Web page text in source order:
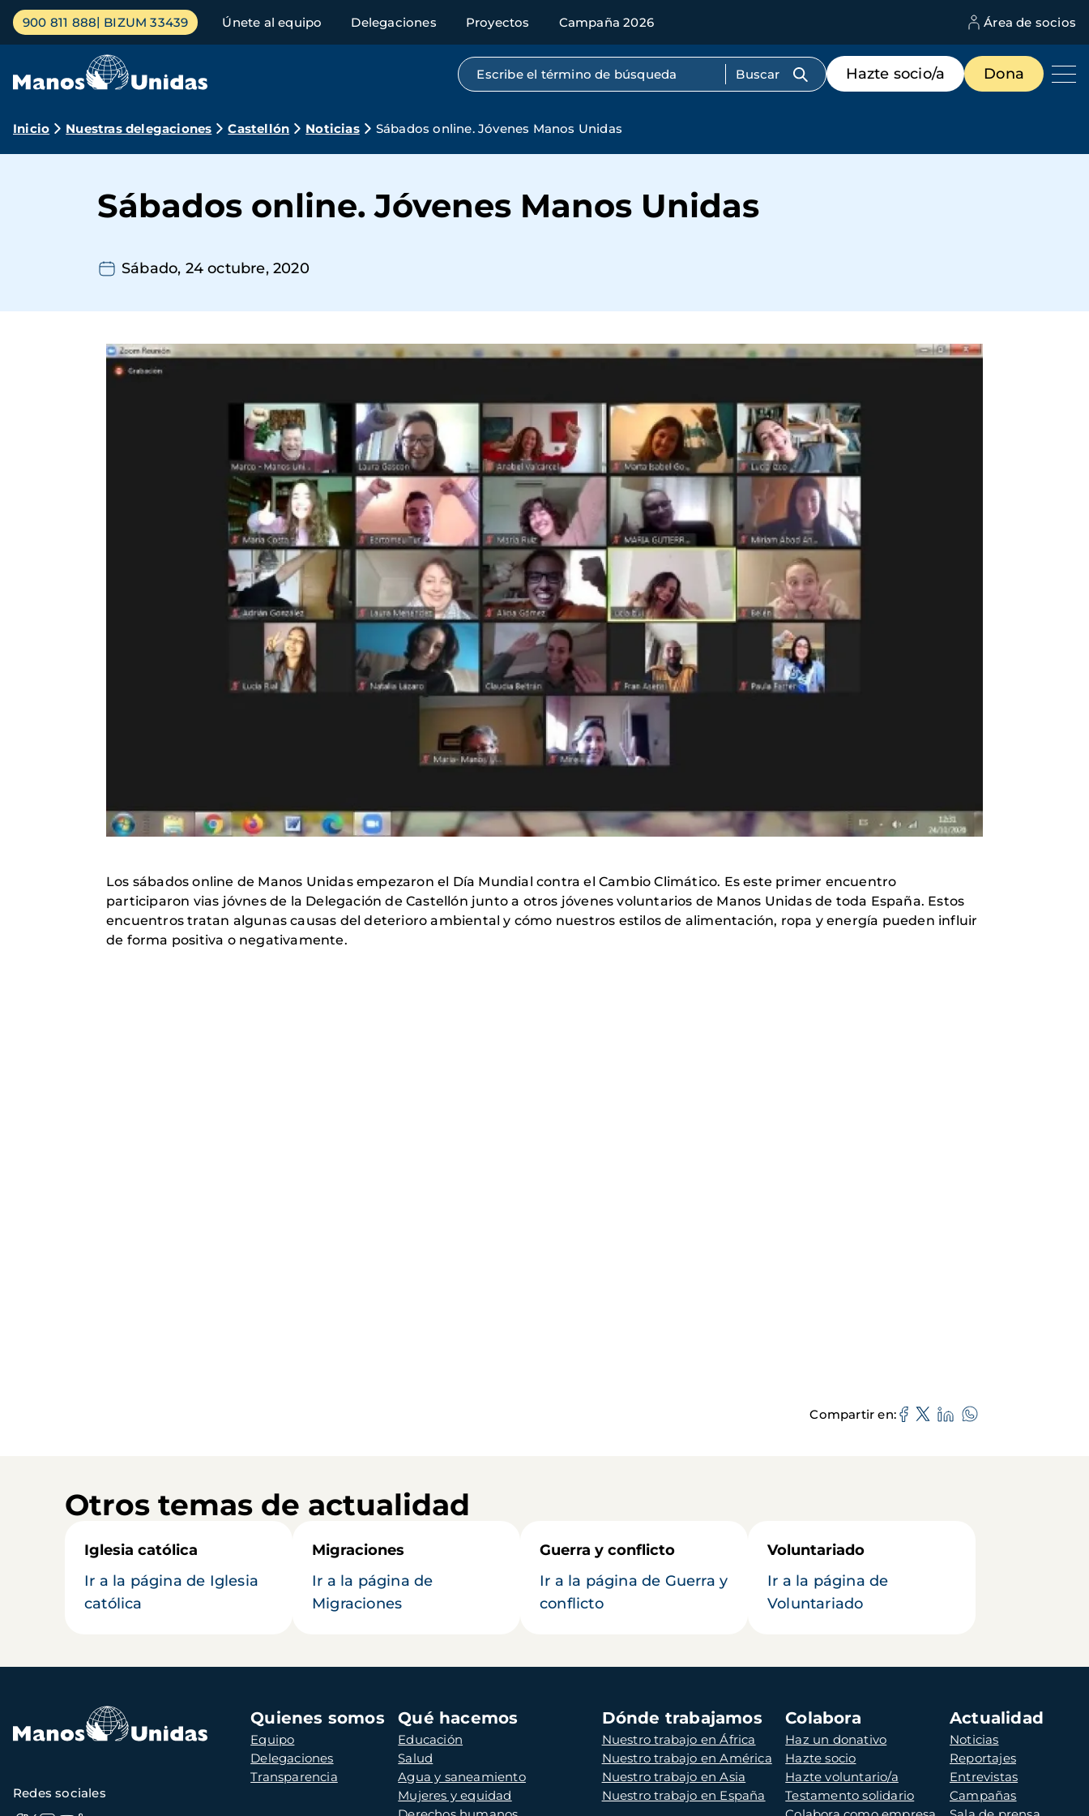
Pasar
contenido
Menú
principal
900 811 888 BIZUM 33439 Únete al equipo Delegaciones Proyectos Campaña 2026 Área de socios
Búsqueda por texto completo
Menú
de
destacados
Hazte socio/a Dona
Ruta
navegación
Inicio Nuestras delegaciones Castellón Noticias Sábados online. Jóvenes Manos Unidas
Sábados online. Jóvenes Manos Unidas
Sábado, 24 octubre, 2020
Los sábados online de Manos Unidas empezaron el Día Mundial contra el Cambio Climático. Es este primer encuentro
participaron vias jóvnes de la Delegación de Castellón junto a otros jóvenes voluntarios de Manos Unidas de toda España. Estos
encuentros tratan algunas causas del deterioro ambiental y cómo nuestros estilos de alimentación, ropa y energía pueden influir
de forma positiva o negativamente.
Compartir en
Otros temas de actualidad
Iglesia católica
Ir a la página de Iglesia
católica
Migraciones
Ir a la página de
Migraciones
Guerra y conflicto
Ir a la página de Guerra y
conflicto
Voluntariado
Ir a la página de
Voluntariado
Navegación
principal
Quienes somos
Equipo
Delegaciones
Transparencia
Qué hacemos
Educación
Salud
Agua y saneamiento
Mujeres y equidad
Dónde trabajamos
Nuestro trabajo en África
Nuestro trabajo en América
Nuestro trabajo en Asia
Nuestro trabajo en España
Colabora
Haz un donativo
Hazte socio
Hazte voluntario/a
Testamento solidario
Actualidad
Noticias
Reportajes
Entrevistas
Campañas
Redes sociales